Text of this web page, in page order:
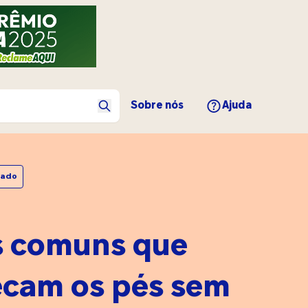
Sobre nós Ajuda
comuns que
os pés sem